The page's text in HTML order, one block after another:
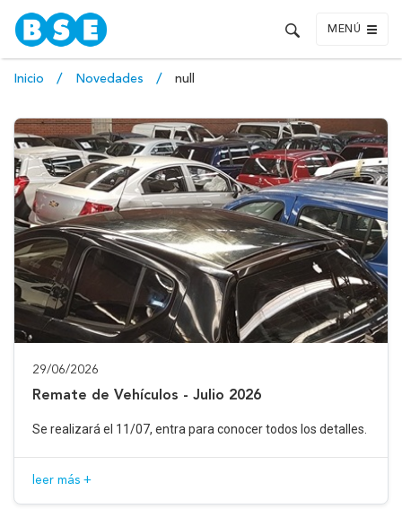
MENÚ
Inicio Novedades null
29/06/2026
Remate de Vehículos - Julio 2026
Se realizará el 11/07, entra para conocer todos los detalles.
leer más +